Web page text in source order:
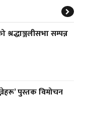
श्रद्धाञ्जलीसभा सम्पन्न
पुस्तक विमोचन